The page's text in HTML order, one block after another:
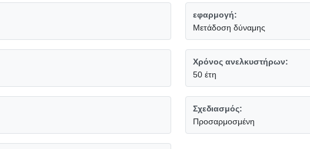
εφαρμογή:
Μετάδοση δύναμης
Χρόνος ανελκυστήρων:
50 έτη
Σχεδιασμός:
Προσαρμοσμένη